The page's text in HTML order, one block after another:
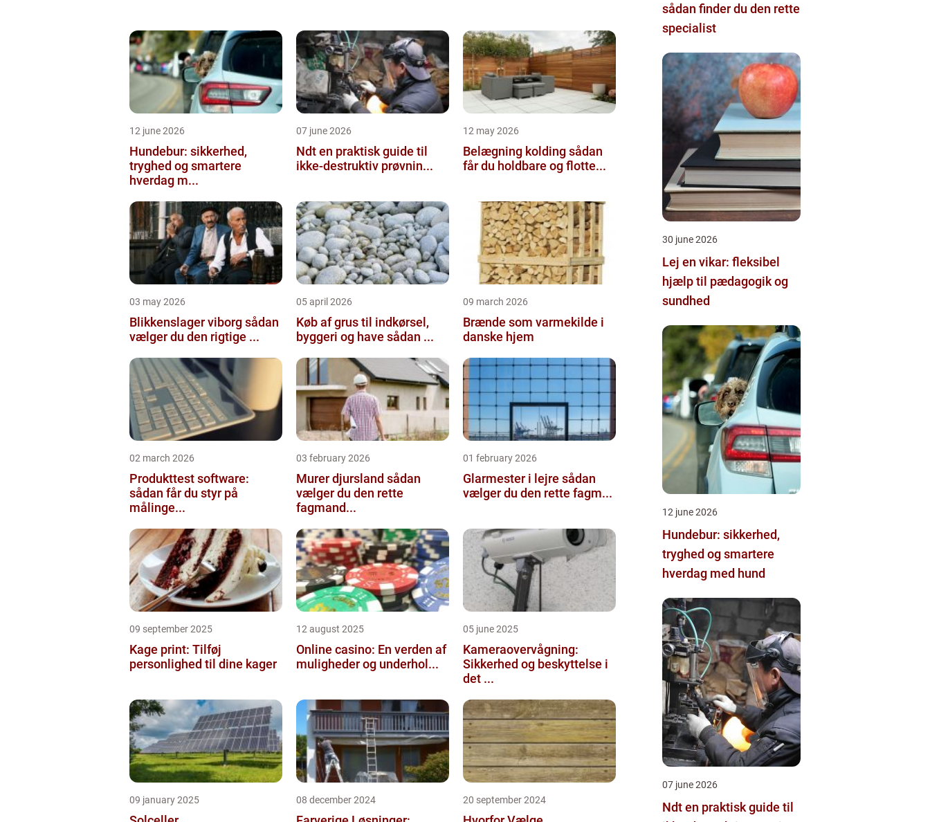
12 june 2026
Hundebur: sikkerhed,
tryghed og smartere
hverdag m...
07 june 2026
Ndt en praktisk guide til
ikke-destruktiv prøvnin...
12 may 2026
Belægning kolding sådan
får du holdbare og flotte...
03 may 2026
Blikkenslager viborg sådan
vælger du den rigtige ...
05 april 2026
Køb af grus til indkørsel,
byggeri og have sådan ...
09 march 2026
Brænde som varmekilde i
danske hjem
02 march 2026
Produkttest software:
sådan får du styr på
målinge...
03 february 2026
Murer djursland sådan
vælger du den rette
fagmand...
01 february 2026
Glarmester i lejre sådan
vælger du den rette fagm...
09 september 2025
Kage print: Tilføj
personlighed til dine kager
12 august 2025
Online casino: En verden af
muligheder og underhol...
05 june 2025
Kameraovervågning:
Sikkerhed og beskyttelse i
det ...
09 january 2025 08 december 2024 20 september 2024
sådan finder du den rette
specialist
30 june 2026
Lej en vikar: fleksibel
hjælp til pædagogik og
sundhed
12 june 2026
Hundebur: sikkerhed,
tryghed og smartere
hverdag med hund
07 june 2026
Ndt en praktisk guide til